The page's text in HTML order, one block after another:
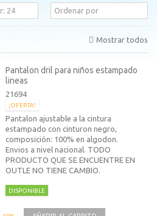
Mostrar todos
Pantalon dril para niños estampado
lineas
21694
¡OFERTA!
Pantalon ajustable a la cintura
estampado con cinturon negro,
composición: 100% en algodon.
Envios a nivel nacional. TODO
PRODUCTO QUE SE ENCUENTRE EN
OUTLE NO TIENE CAMBIO.
DISPONIBLE